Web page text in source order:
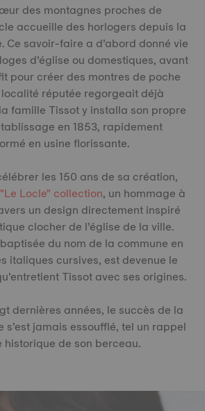
des montagnes proches de
accueille des horlogers depuis la
Ce savoir-faire a d’abord donné vie
d’église ou domestiques, avant
pour créer des montres de poche
réputée regorgeait déjà
famille Tissot y installa son propre
en 1853, rapidement
en usine florissante.
les 150 ans de sa création,
"Le Locle" collection, un hommage à
un design directement inspiré
clocher de l’église de la ville.
du nom de la commune en
italiques cursives, est devenue le
Tissot avec ses origines.
dernières années, le succès de la
s’est jamais essoufflé, tel un rappel
historique de son berceau.